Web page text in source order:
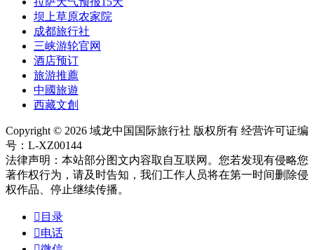
坝上草原农家院
成都旅行社
三峡游轮官网
酒店预订
旅游推薦
中國旅遊
西藏文創
Copyright © 2026 域龙中国国际旅行社 版权所有 经营许可证编
号：L-XZ00144
法律声明：本站部分图文内容取自互联网。您若发现有侵略您
著作权行为，请及时告知，我们工作人员将在第一时间删除侵
权作品、停止继续传播。
 目录
电话